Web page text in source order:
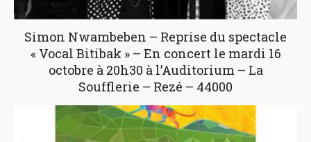
Simon Nwambeben – Reprise du spectacle
« Vocal Bitibak » – En concert le mardi 16
octobre à 20h30 à l’Auditorium – La
Soufflerie – Rezé – 44000